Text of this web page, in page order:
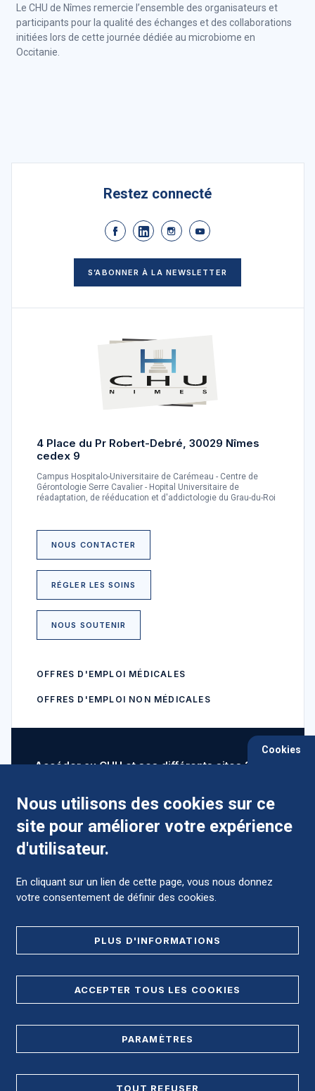
Le CHU de Nîmes remercie l’ensemble des organisateurs et
participants pour la qualité des échanges et des collaborations
initiées lors de cette journée dédiée au microbiome en
Occitanie.
Restez connecté
S’ABONNER À LA NEWSLETTER
4 Place du Pr Robert-Debré, 30029 Nîmes
cedex 9
Campus Hospitalo-Universitaire de Carémeau - Centre de
Gérontologie Serre Cavalier - Hopital Universitaire de
réadaptation, de rééducation et d'addictologie du Grau-du-Roi
NOUS CONTACTER
RÉGLER LES SOINS
NOUS SOUTENIR
OFFRES D'EMPLOI MÉDICALES
OFFRES D'EMPLOI NON MÉDICALES
Accéder au CHU et ses différents sites ?
Comment préparer mon hospitalisation ?
PLAN DE SITE
Cookies
Nous utilisons des cookies sur ce
site pour améliorer votre expérience
d'utilisateur.
En cliquant sur un lien de cette page, vous nous donnez
votre consentement de définir des cookies.
PLUS D'INFORMATIONS
ACCEPTER TOUS LES COOKIES
PARAMÈTRES
TOUT REFUSER